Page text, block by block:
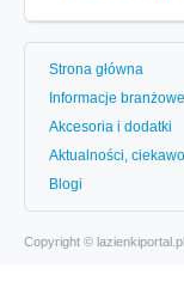
Strona główna
Informacje branżowe
Akcesoria i dodatki
Aktualności,
Blogi
Copyright © lazienkiportal.pl